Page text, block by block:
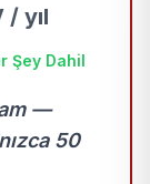
/ yıl
Şey Dahil
—
50